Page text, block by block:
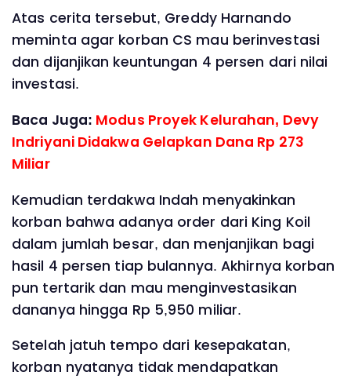
Atas cerita tersebut, Greddy Harnando
meminta agar korban CS mau berinvestasi
dan dijanjikan keuntungan 4 persen dari nilai
investasi.
Baca Juga: Modus Proyek Kelurahan, Devy
Indriyani Didakwa Gelapkan Dana Rp 273
Miliar
Kemudian terdakwa Indah menyakinkan
korban bahwa adanya order dari King Koil
dalam jumlah besar, dan menjanjikan bagi
hasil 4 persen tiap bulannya. Akhirnya korban
pun tertarik dan mau menginvestasikan
dananya hingga Rp 5,950 miliar.
Setelah jatuh tempo dari kesepakatan,
korban nyatanya tidak mendapatkan